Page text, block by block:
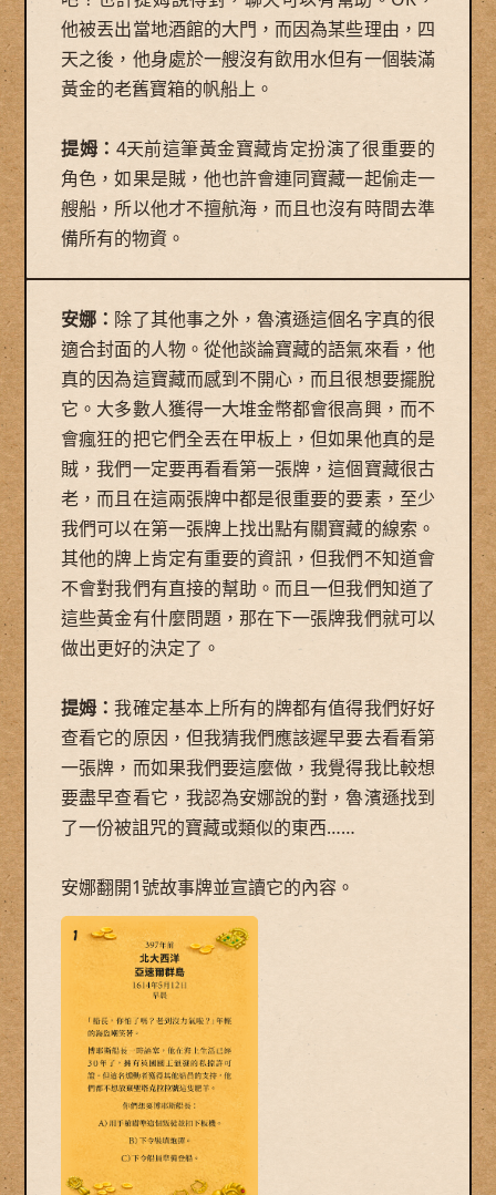
他被丟出當地酒館的大門，而因為某些理由，四
天之後，他身處於一艘沒有飲用水但有一個裝滿
黃金的老舊寶箱的帆船上。
提姆： 4天前這筆黃金寶藏肯定扮演了很重要的
角色，如果是賊，他也許會連同寶藏一起偷走一
艘船，所以他才不擅航海，而且也沒有時間去準
備所有的物資。
安娜： 除了其他事之外，魯濱遜這個名字真的很
適合封面的人物。從他談論寶藏的語氣來看，他
真的因為這寶藏而感到不開心，而且很想要擺脫
它。大多數人獲得一大堆金幣都會很高興，而不
會瘋狂的把它們全丟在甲板上，但如果他真的是
賊，我們一定要再看看第一張牌，這個寶藏很古
老，而且在這兩張牌中都是很重要的要素，至少
我們可以在第一張牌上找出點有關寶藏的線索。
其他的牌上肯定有重要的資訊，但我們不知道會
不會對我們有直接的幫助。而且一但我們知道了
這些黃金有什麼問題，那在下一張牌我們就可以
做出更好的決定了。
提姆：我確定基本上所有的牌都有值得我們好好
查看它的原因，但我猜我們應該遲早要去看看第
一張牌，而如果我們要這麼做，我覺得我比較想
要盡早查看它，我認為安娜說的對，魯濱遜找到
了一份被詛咒的寶藏或類似的東西……
安娜翻開1號故事牌並宣讀它的內容。